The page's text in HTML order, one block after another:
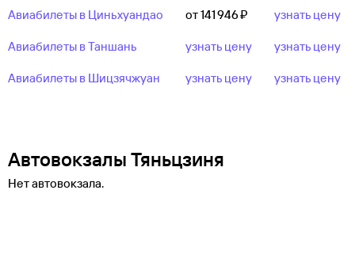
Авиабилеты в Циньхуандао от 141 ⁠946 ⁠₽ узнать цену
Авиабилеты в Таншань узнать цену узнать цену
Авиабилеты в Шицзячжуан узнать цену узнать цену
Автовокзалы Тяньцзиня
Нет автовокзала.